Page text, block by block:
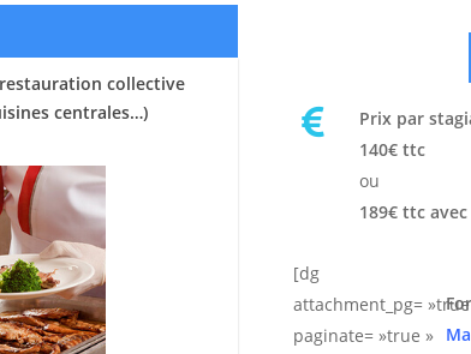
collective
centrales…)
Prix par
140€ ttc
ou
189€ ttc
[dg
attachment_pg=
paginate= »true »